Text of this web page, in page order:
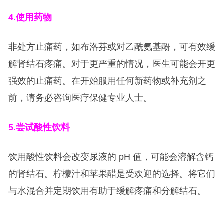
4.使用药物
非处方止痛药，如布洛芬或对乙酰氨基酚，可有效缓
解肾结石疼痛。对于更严重的情况，医生可能会开更
强效的止痛药。在开始服用任何新药物或补充剂之
前，请务必咨询医疗保健专业人士。
5.尝试酸性饮料
饮用酸性饮料会改变尿液的 pH 值，可能会溶解含钙
的肾结石。柠檬汁和苹果醋是受欢迎的选择。将它们
与水混合并定期饮用有助于缓解疼痛和分解结石。